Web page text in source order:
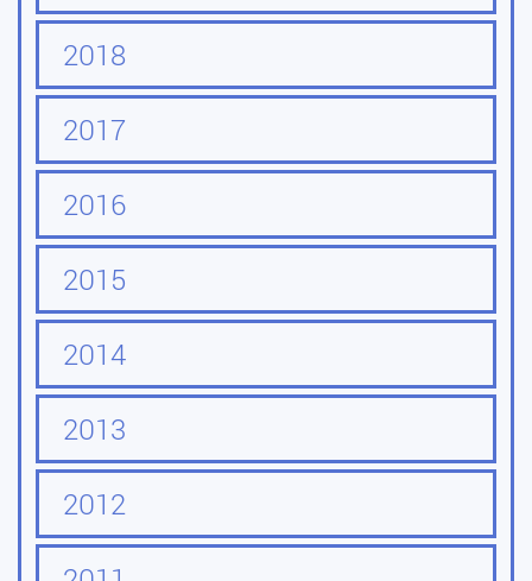
2018
2017
2016
2015
2014
2013
2012